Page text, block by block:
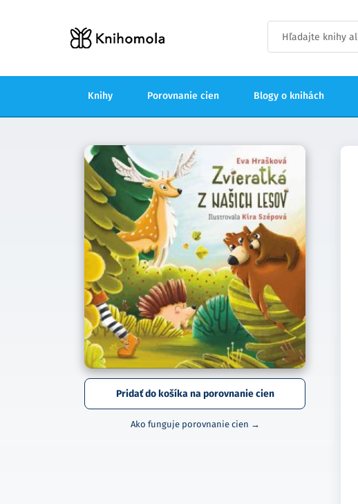
Knihy Porovnanie cien Blogy o knihách
Pridať do košíka na porovnanie cien
Ako funguje porovnanie cien →